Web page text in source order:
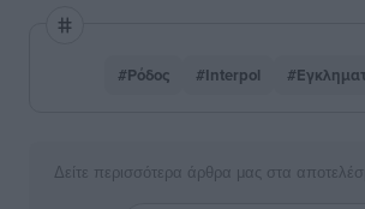
#Ρόδος #Interpol
Δείτε περισσότερα άρθρα μας στα